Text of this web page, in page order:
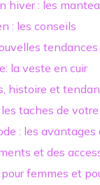
hiver : les
: les conseils
la veste en cuir
histoire et
taches de votre
: les
et des
femmes et